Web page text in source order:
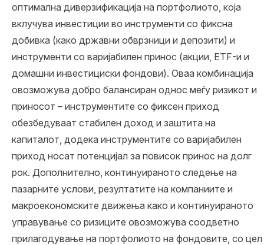
оптимална диверзификација на портфолиото, која
вклучува инвестиции во инструменти со фиксна
добивка (како државни обврзници и депозити) и
инструменти со варијабилен принос (акции, ETF-и и
домашни инвестициски фондови). Оваа комбинација
овозможува добро балансиран однос меѓу ризикот и
приносот – инструментите со фиксен приход
обезбедуваат стабилен доход и заштита на
капиталот, додека инструментите со варијабилен
приход носат потенцијал за повисок принос на долг
рок. Дополнително, континуираното следење на
пазарните услови, резултатите на компаниите и
макроекономските движења како и континуираното
управување со ризиците овозможува соодветно
прилагодување на портфолиото на фондовите, со цел